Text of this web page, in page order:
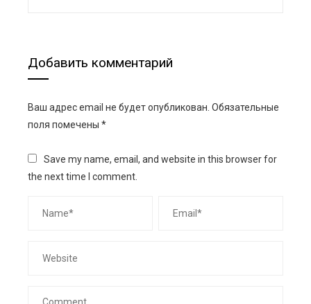
Добавить комментарий
Ваш адрес email не будет опубликован. Обязательные
поля помечены *
Save my name, email, and website in this browser for
the next time I comment.